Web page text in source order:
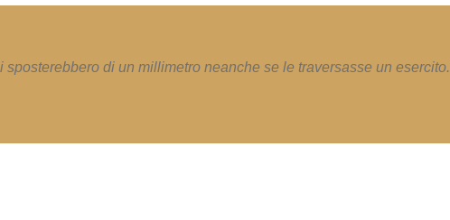
sposterebbero di un millimetro neanche se le traversasse un esercito.